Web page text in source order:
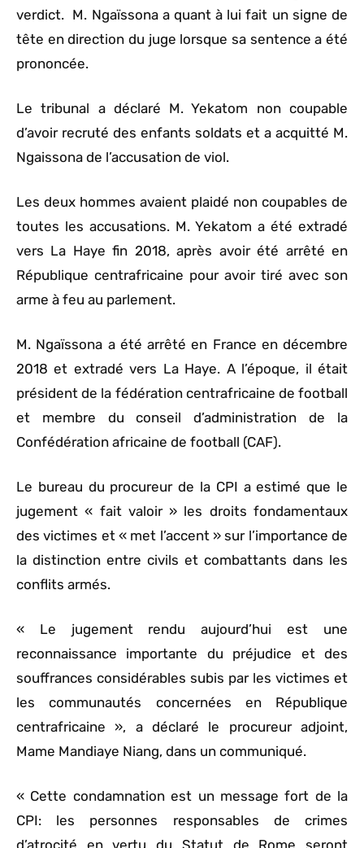
verdict. M. Ngaïssona a quant à lui fait un signe de
tête en direction du juge lorsque sa sentence a été
prononcée.
Le tribunal a déclaré M. Yekatom non coupable
d’avoir recruté des enfants soldats et a acquitté M.
Ngaissona de l’accusation de viol.
Les deux hommes avaient plaidé non coupables de
toutes les accusations. M. Yekatom a été extradé
vers La Haye fin 2018, après avoir été arrêté en
République centrafricaine pour avoir tiré avec son
arme à feu au parlement.
M. Ngaïssona a été arrêté en France en décembre
2018 et extradé vers La Haye. A l’époque, il était
président de la fédération centrafricaine de football
et membre du conseil d’administration de la
Confédération africaine de football (CAF).
Le bureau du procureur de la CPI a estimé que le
jugement « fait valoir » les droits fondamentaux
des victimes et « met l’accent » sur l’importance de
la distinction entre civils et combattants dans les
conflits armés.
« Le jugement rendu aujourd’hui est une
reconnaissance importante du préjudice et des
souffrances considérables subis par les victimes et
les communautés concernées en République
centrafricaine », a déclaré le procureur adjoint,
Mame Mandiaye Niang, dans un communiqué.
« Cette condamnation est un message fort de la
CPI: les personnes responsables de crimes